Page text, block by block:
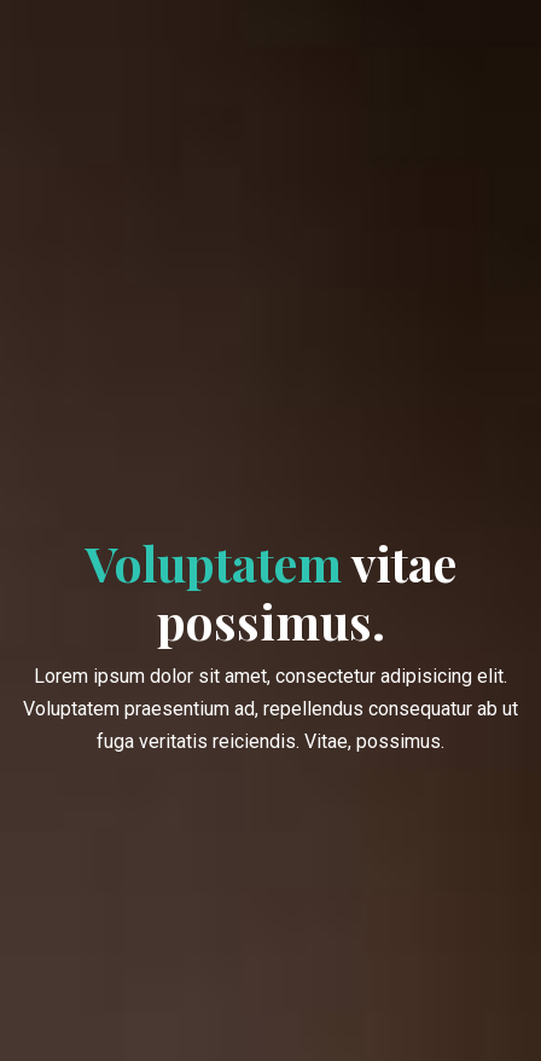
Voluptatemvitae
possimus.
Lorem ipsum dolor sit amet, consectetur adipisicing elit.
Voluptatem praesentium ad, repellendus consequatur ab ut
fuga veritatis reiciendis. Vitae, possimus.